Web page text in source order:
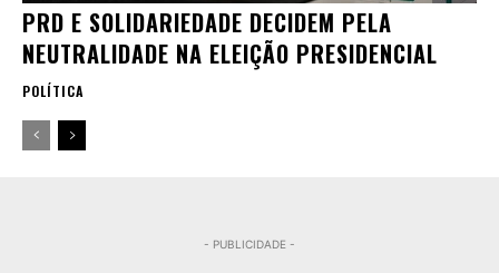
PRD E SOLIDARIEDADE DECIDEM PELA
NEUTRALIDADE NA ELEIÇÃO PRESIDENCIAL
POLÍTICA
- PUBLICIDADE -